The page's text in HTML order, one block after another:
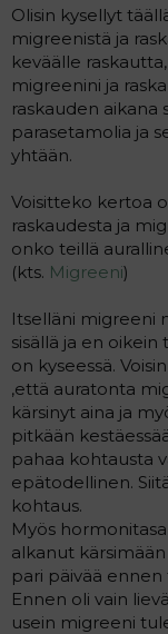
a
l
o
i
t
t
a
j
i
e
s
i
Olisin kysellyt
migreenistä ja
keväälle
migreenini ja
raskauden aikana
parasetamolia ja
yhtään.
Voisitteko kertoa
raskaudesta ja
onko teillä
(kts. Migreeni)
Itselläni migreeni
sisällä ja en
on kyseessä.
,että auratonta
kärsinyt aina ja
pitkään
pahaa kohtausta
epätodellinen.
kohtaus.
Myös
alkanut
pari päivää
Ennen oli vain
usein migreeni